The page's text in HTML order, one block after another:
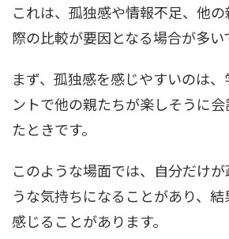
これは、孤独感や情報不足、他
際の比較が要因となる場合が多い
まず、孤独感を感じやすいのは
ントで他の親たちが楽しそうに
たときです。
このような場面では、自分だけ
うな気持ちになることがあり、
感じることがあります。